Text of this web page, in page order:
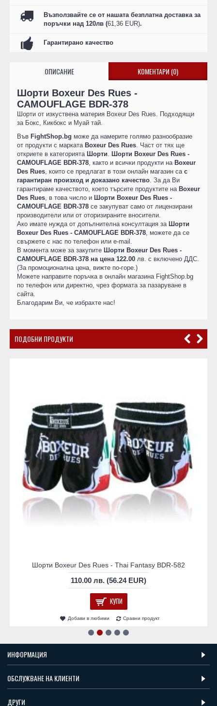
Възползвайте се от нашата безплатна доставка за
поръчки над 120лв (61,36 EUR).
Гарантирано качество
ОПИСАНИЕ КОМЕНТАРИ (0)
Шорти Boxeur Des Rues -
CAMOUFLAGE BDR-378
Шорти от изкуствена материя Boxeur Des Rues. Подходящи
за Бокс, Кикбокс и Муай тай.
Във FightShop.bg може да намерите голямо разнообразие
от продукти с марката Boxeur Des Rues . Част от тях ще
откриете в категорията Шорти Шорти Boxeur Des Rues -
CAMOUFLAGE BDR-378 , както и всички продукти на Boxeur
Des Rues , които се предлагат в този онлайн магазин са с
гарантиран произход и доказано качество . За да Ви
гарантираме качеството, което търсите продуктите на Boxeur
Des Rues , в това число и Шорти Boxeur Des Rues -
CAMOUFLAGE BDR-378 се закупуват само от лицензирани
производители или от оторизираните вносители.
Ако имате нужда от допълнителна консултация за Шорти
Boxeur Des Rues - CAMOUFLAGE BDR-378 , можете да се
свържете с нас по телефон или e-mail.
В момента може за закупите Шорти Boxeur Des Rues -
CAMOUFLAGE BDR-378 на цена 122.00 лв. с включено ДДС.
(За промоционална цена, вижте по-горе.)
Можете направите поръчка в онлайн магазина FightShop.bg
по телефон или директно, чрез формата за пазаруване в
сайта.
Благодарим Ви, че избрахте нас!
ПОДОБНИ ПРОДУКТИ
Шорти Boxeur Des Rues - Thai Fantasy BDR-582
110.00 лв. (56.24 EUR)
КУПИ
Добави в любими Сравни продукт
ИНФОРМАЦИЯ
ОБСЛУЖВАНЕ НА КЛИЕНТИ
ДРУГИ